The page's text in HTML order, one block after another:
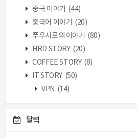
중국 이야기
(44)
중국어 이야기
(20)
푸우시로의 이야기
(80)
HRD STORY (20)
COFFEE STORY (8)
IT STORY (50)
VPN (14)
달력